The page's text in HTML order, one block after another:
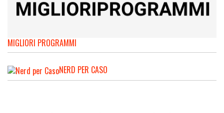
MIGLIORI PROGRAMMI
NERD PER CASO